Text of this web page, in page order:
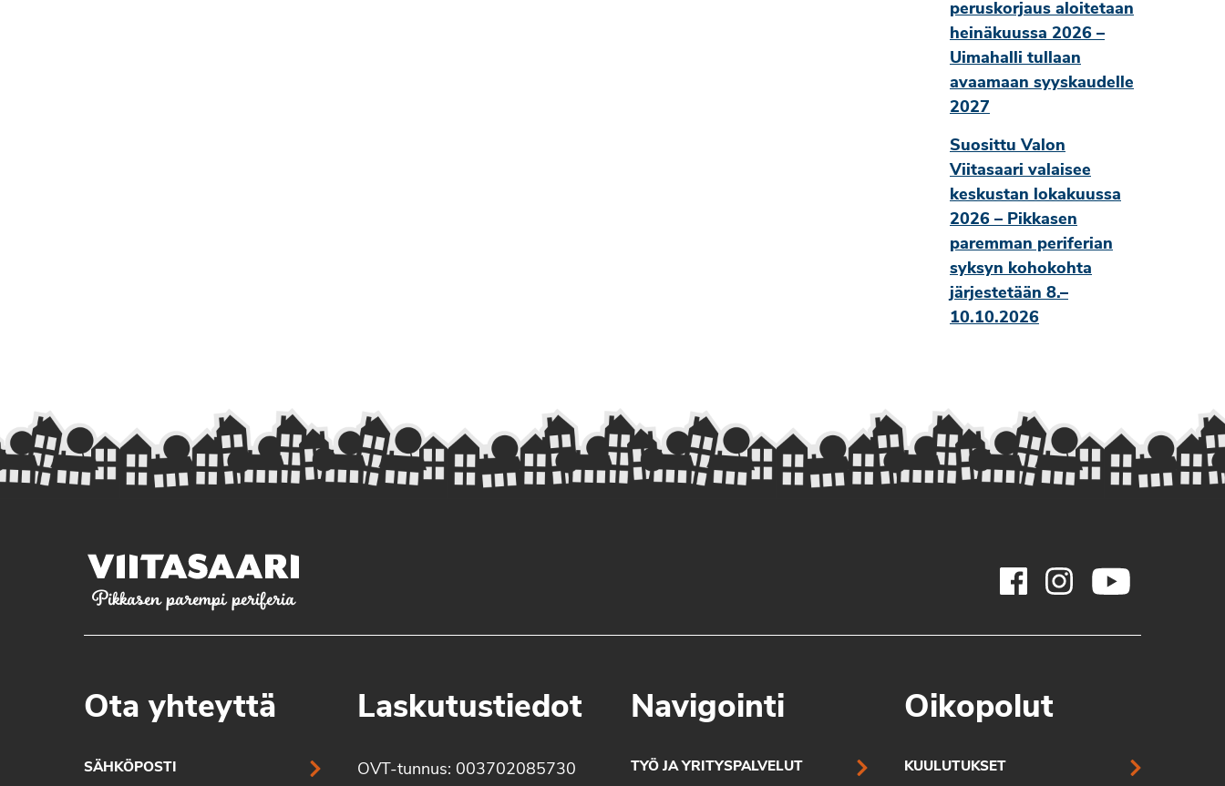
peruskorjaus aloitetaan
heinäkuussa 2026 –
Uimahalli tullaan
avaamaan syyskaudelle
2027
Suosittu Valon
Viitasaari valaisee
keskustan lokakuussa
2026 – Pikkasen
paremman periferian
syksyn kohokohta
järjestetään 8.–
10.10.2026
Pikkasen parempi periferia
Ota yhteyttä
SÄHKÖPOSTI
Laskutustiedot
OVT-tunnus: 003702085730
Navigointi
TYÖ JA YRITYSPALVELUT
Oikopolut
KUULUTUKSET